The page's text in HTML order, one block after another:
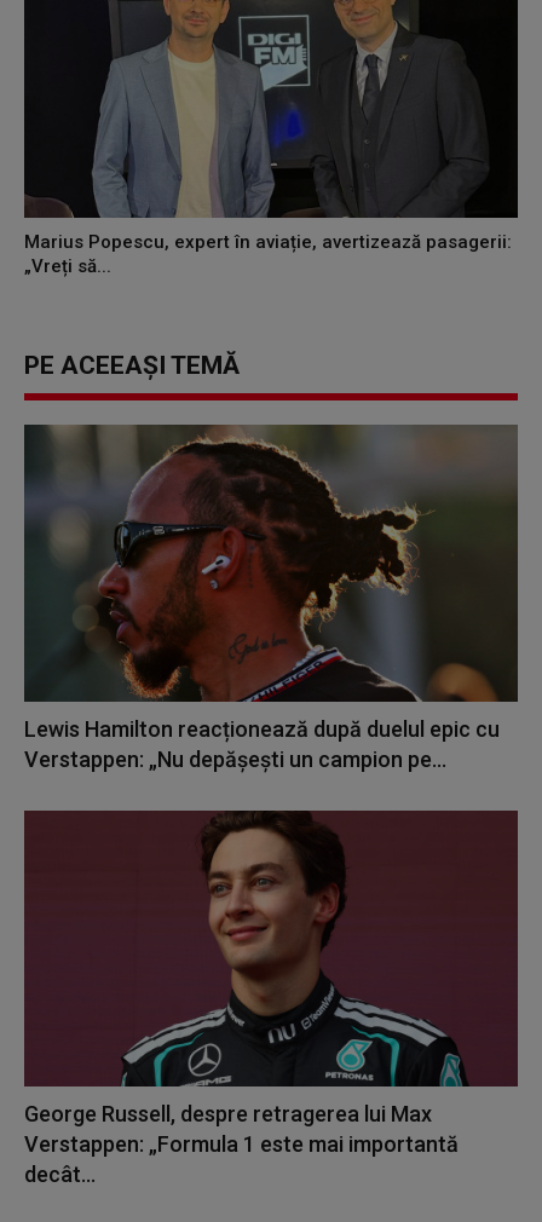
Marius Popescu, expert în aviație, avertizează pasagerii:
„Vreți să...
PE ACEEAȘI TEMĂ
Lewis Hamilton reacționează după duelul epic cu
Verstappen: „Nu depășești un campion pe...
George Russell, despre retragerea lui Max
Verstappen: „Formula 1 este mai importantă
decât...